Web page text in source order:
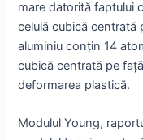
mare datorită faptului
celulă cubică centrată
aluminiu conțin 14
cubică centrată pe
deformarea plastică.
Modulul Young,